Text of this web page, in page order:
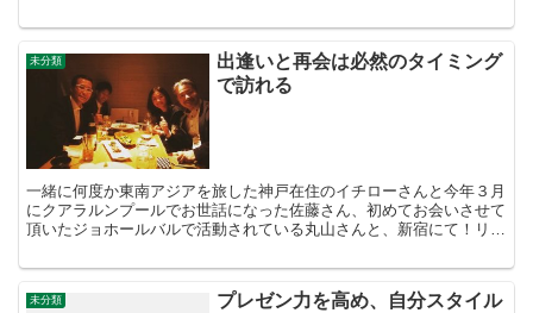
未分類
出逢いと再会は必然のタイミング
で訪れる
一緒に何度か東南アジアを旅した神戸在住のイチローさんと今年３月
にクアラルンプールでお世話になった佐藤さん、初めてお会いさせて
頂いたジョホールバルで活動されている丸山さんと、新宿にて！リア
未分類
プレゼン力を高め、自分スタイル